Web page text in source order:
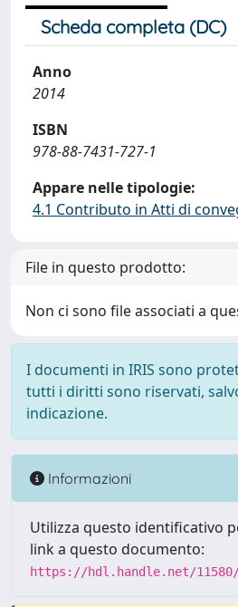
Scheda completa (DC)
Anno
2014
ISBN
978-88-7431-727-1
Appare nelle tipologie:
4.1 Contributo in Atti di
File in questo prodotto:
Non ci sono file associati a
I documenti in IRIS sono
tutti i diritti sono riservati,
indicazione.
Informazioni
Utilizza questo identificativo
link a questo documento:
https://hdl.handle.net/11580/